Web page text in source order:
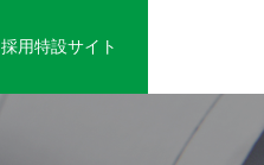
採用特設サイト